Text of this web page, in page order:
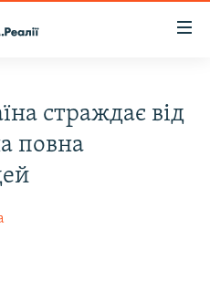
страждає від
повна